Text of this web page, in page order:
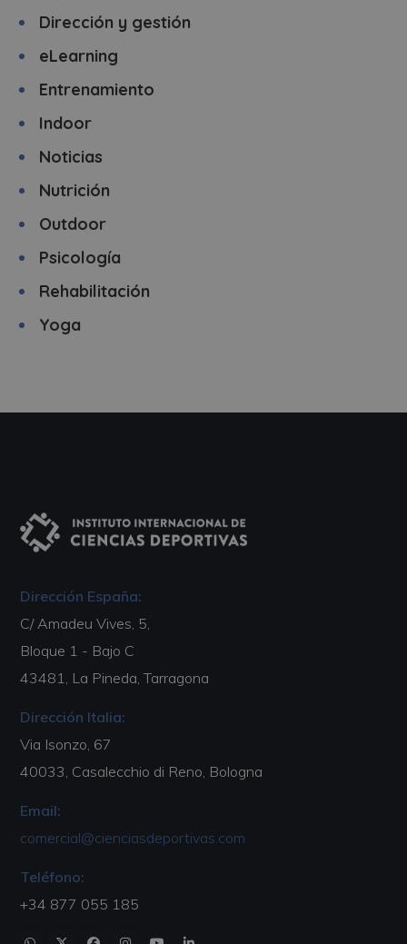
Dirección y gestión
eLearning
Entrenamiento
Indoor
Noticias
Nutrición
Outdoor
Psicología
Rehabilitación
Yoga
Dirección España:
C/ Amadeu Vives, 5,
Bloque 1 - Bajo C
43481, La Pineda, Tarragona
Dirección Italia:
Via Isonzo, 67
40033, Casalecchio di Reno, Bologna
Email:
comercial@cienciasdeportivas.com
Teléfono:
+34 877 055 185